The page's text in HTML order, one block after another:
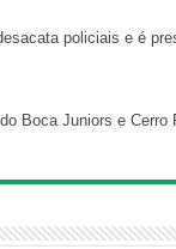
policiais e é
Boca Juniors e Cerro